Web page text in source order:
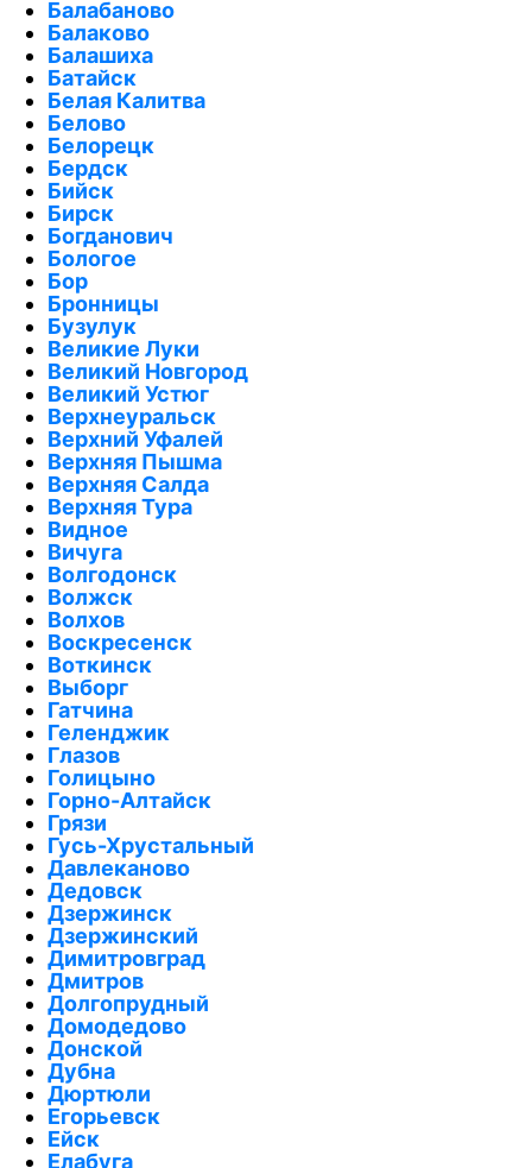
Балабаново
Балаково
Балашиха
Батайск
Белая Калитва
Белово
Белорецк
Бердск
Бийск
Бирск
Богданович
Бологое
Бор
Бронницы
Бузулук
Великие Луки
Великий Новгород
Великий Устюг
Верхнеуральск
Верхний Уфалей
Верхняя Пышма
Верхняя Салда
Верхняя Тура
Видное
Вичуга
Волгодонск
Волжск
Волхов
Воскресенск
Воткинск
Выборг
Гатчина
Геленджик
Глазов
Голицыно
Горно-Алтайск
Грязи
Гусь-Хрустальный
Давлеканово
Дедовск
Дзержинск
Дзержинский
Димитровград
Дмитров
Долгопрудный
Домодедово
Донской
Дубна
Дюртюли
Егорьевск
Ейск
Елабуга